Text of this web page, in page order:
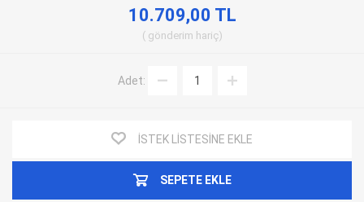
10.709,00 TL
gönderim hariç
Adet:
İSTEK LISTESINE EKLE
SEPETE EKLE